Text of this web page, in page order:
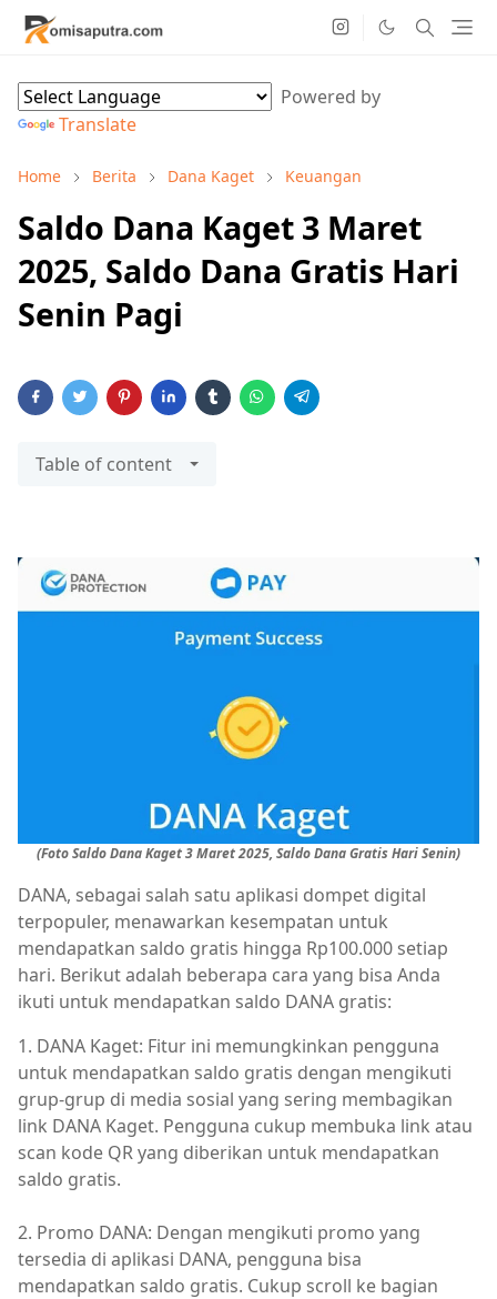
Powered by
Translate
Home Berita Dana Kaget Keuangan
Saldo Dana Kaget 3 Maret
2025, Saldo Dana Gratis Hari
Senin Pagi
Table of content
(Foto Saldo Dana Kaget 3 Maret 2025, Saldo Dana Gratis Hari Senin)
DANA, sebagai salah satu aplikasi dompet digital
terpopuler, menawarkan kesempatan untuk
mendapatkan saldo gratis hingga Rp100.000 setiap
hari. Berikut adalah beberapa cara yang bisa Anda
ikuti untuk mendapatkan saldo DANA gratis:
1. DANA Kaget: Fitur ini memungkinkan pengguna
untuk mendapatkan saldo gratis dengan mengikuti
grup-grup di media sosial yang sering membagikan
link DANA Kaget. Pengguna cukup membuka link atau
scan kode QR yang diberikan untuk mendapatkan
saldo gratis.
2. Promo DANA: Dengan mengikuti promo yang
tersedia di aplikasi DANA, pengguna bisa
mendapatkan saldo gratis. Cukup scroll ke bagian